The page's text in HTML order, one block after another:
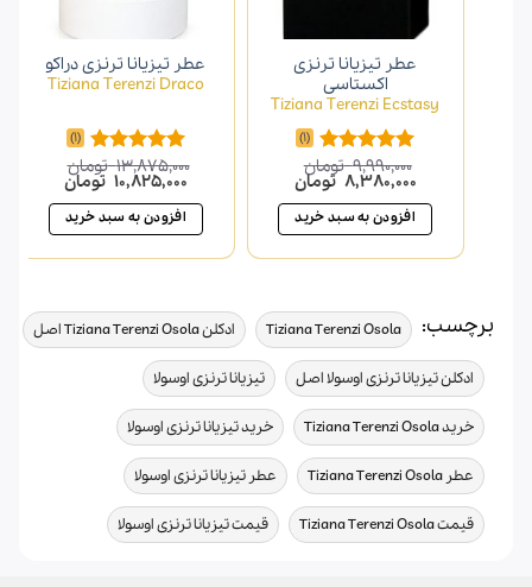
عطر تیزیانا ترنزی
اکستاسی
Tiziana Terenzi Ecstasy
امتیاز5.00
از 5
(1)
9,990,000 تومان
قیمت
اصلی
9,990,000 تومان
بود.
8,380,000 تومان
فعلی
8,380,000 تومان
است.افزودن به سبد خرید
عطر تیزیانا ترنزی دراکو
Tiziana Terenzi Draco
امتیاز5.00
از 5
(1)
13,875,000 تومان
قیمت
اصلی
13,875,000 تومان
بود.
10,825,000 تومان
فعلی
است.
افزودن به سبد خرید
برچسب: Tiziana Terenzi Osola
, ادکلن Tiziana Terenzi Osola اصل ,
ادکلن تیزیانا ترنزی اوسولا اصل , تیزیانا ترنزی اوسولا ,
خرید Tiziana Terenzi Osola , خرید تیزیانا ترنزی اوسولا ,
عطر Tiziana Terenzi Osola , عطر تیزیانا ترنزی اوسولا ,
قیمت Tiziana Terenzi Osola , قیمت تیزیانا ترنزی اوسولا